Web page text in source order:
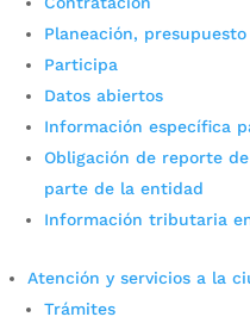
Planeación,
Participa
Datos abiertos
Información específica
Obligación de reporte
parte de la entidad
Información tributaria
Atención y servicios a la
Trámites
Gran tapatón
poradmin_prensa| Jun
Participe de la gran